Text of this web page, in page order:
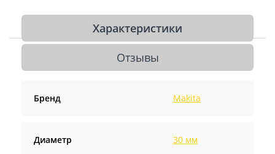
Характеристики
Отзывы
Бренд Makita
Диаметр 30 мм